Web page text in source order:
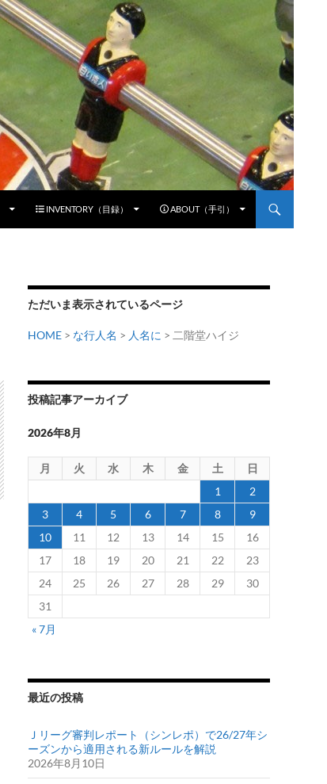
INVENTORY（目録） ABOUT（手引）
ただいま表示されているページ
HOME > な行人名 > 人名に > 二階堂ハイジ
投稿記事アーカイブ
2026年8月
月 火 水 木 金 土
日
1
2
3
4 5 6 7 8
9
10
11 12 13 14 15
16
17
18 19 20 21 22
23
24
25 26 27 28 29
30
31
« 7月
最近の投稿
Ｊリーグ審判レポート（シンレポ）で26/27年シ
ーズンから適用される新ルールを解説
2026年8月10日